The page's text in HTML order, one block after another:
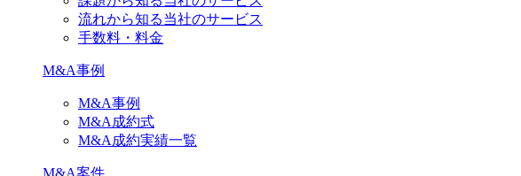
流れから知る当社のサービス
手数料・料金
M&A事例
M&A事例
M&A成約式
M&A成約実績一覧
M&A案件